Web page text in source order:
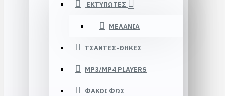
ΕΚΤΥΠΩΤΕΣ
ΜΕΛΑΝΙΑ
ΤΣΑΝΤΕΣ-ΘΗΚΕΣ
MP3/MP4 PLAYERS
ΦΑΚΟΙ ΦΩΣ